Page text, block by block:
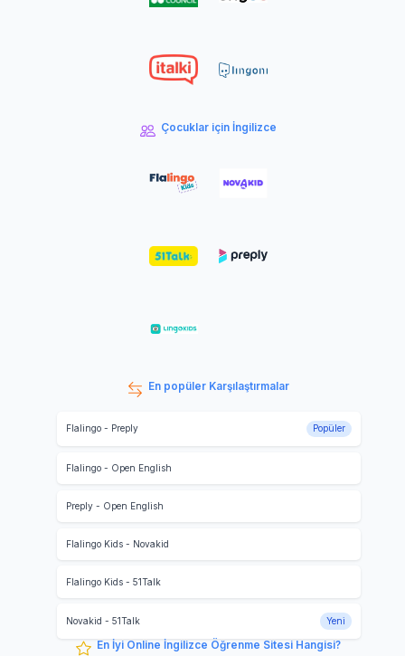
Çocuklar için İngilizce
En popüler Karşılaştırmalar
Flalingo- Preply Popüler
Flalingo- Open English
Preply- Open English
Flalingo Kids- Novakid
Flalingo Kids- 51Talk
Novakid - 51Talk Yeni
En İyi Online İngilizce Öğrenme Sitesi Hangisi?